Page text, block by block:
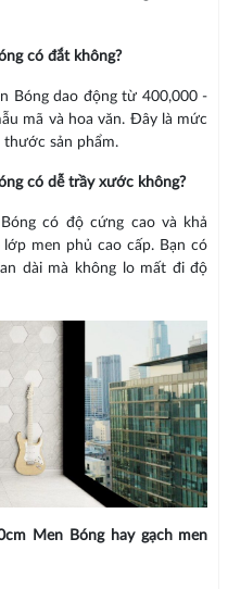
có đắt không?
Bóng dao động từ 400,000 -
mã và hoa văn. Đây là mức
sản phẩm.
có dễ trầy xước không?
có độ cứng cao và khả
men phủ cao cấp. Bạn có
dài mà không lo mất đi độ
Men Bóng hay gạch men